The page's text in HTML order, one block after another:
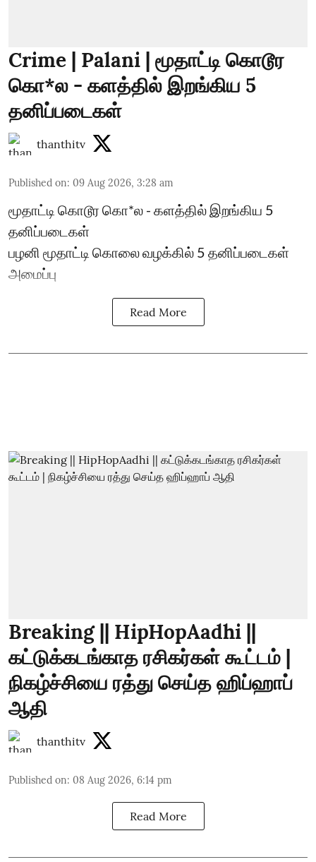
Crime | Palani | மூதாட்டி கொடூர
கொ*ல - களத்தில் இறங்கிய 5
தனிப்படைகள்
thanthitv
Published on: 09 Aug 2026, 3:28 am
மூதாட்டி கொடூர கொ*ல - களத்தில் இறங்கிய 5
தனிப்படைகள்
பழனி மூதாட்டி கொலை வழக்கில் 5 தனிப்படைகள்
அமைப்பு
Read More
Breaking || HipHopAadhi ||
கட்டுக்கடங்காத ரசிகர்கள் கூட்டம் |
நிகழ்ச்சியை ரத்து செய்த ஹிப்ஹாப்
ஆதி
thanthitv
Published on: 08 Aug 2026, 6:14 pm
Read More